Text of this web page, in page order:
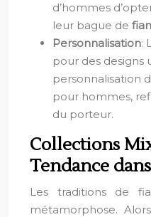
d’hommes
leur bague de
Personnalisation:
pour des designs
personnalisation
pour hommes,
du porteur.
Collections
Tendance
Les traditions de
métamorphose.